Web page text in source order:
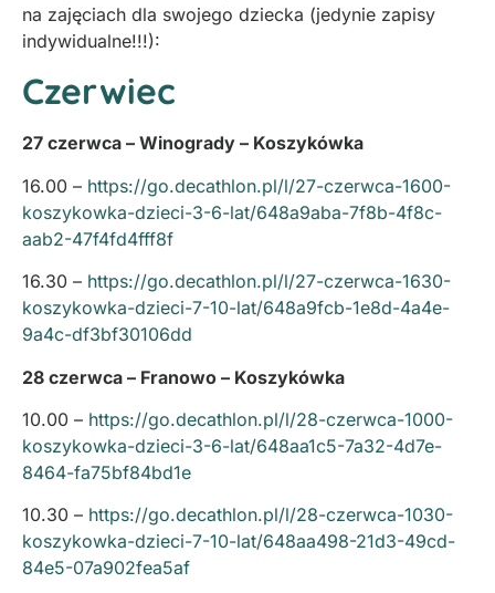
na zajęciach dla swojego dziecka (jedynie zapisy
indywidualne!!!):
Czerwiec
27 czerwca – Winogrady – Koszykówka
16.00 – https://go.decathlon.pl/l/27-czerwca-1600-
koszykowka-dzieci-3-6-lat/648a9aba-7f8b-4f8c-
aab2-47f4fd4fff8f
16.30 – https://go.decathlon.pl/l/27-czerwca-1630-
koszykowka-dzieci-7-10-lat/648a9fcb-1e8d-4a4e-
9a4c-df3bf30106dd
28 czerwca – Franowo – Koszykówka
10.00 – https://go.decathlon.pl/l/28-czerwca-1000-
koszykowka-dzieci-3-6-lat/648aa1c5-7a32-4d7e-
8464-fa75bf84bd1e
10.30 – https://go.decathlon.pl/l/28-czerwca-1030-
koszykowka-dzieci-7-10-lat/648aa498-21d3-49cd-
84e5-07a902fea5af